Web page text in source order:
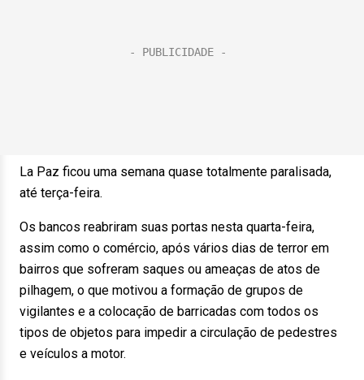
La Paz ficou uma semana quase totalmente paralisada,
até terça-feira.
Os bancos reabriram suas portas nesta quarta-feira,
assim como o comércio, após vários dias de terror em
bairros que sofreram saques ou ameaças de atos de
pilhagem, o que motivou a formação de grupos de
vigilantes e a colocação de barricadas com todos os
tipos de objetos para impedir a circulação de pedestres
e veículos a motor.